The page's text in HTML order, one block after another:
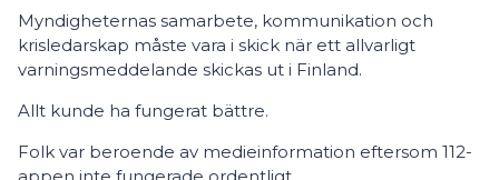
Myndigheternas samarbete, kommunikation och
krisledarskap måste vara i skick när ett allvarligt
varningsmeddelande skickas ut i Finland.
Allt kunde ha fungerat bättre.
Folk var beroende av medieinformation eftersom 112-